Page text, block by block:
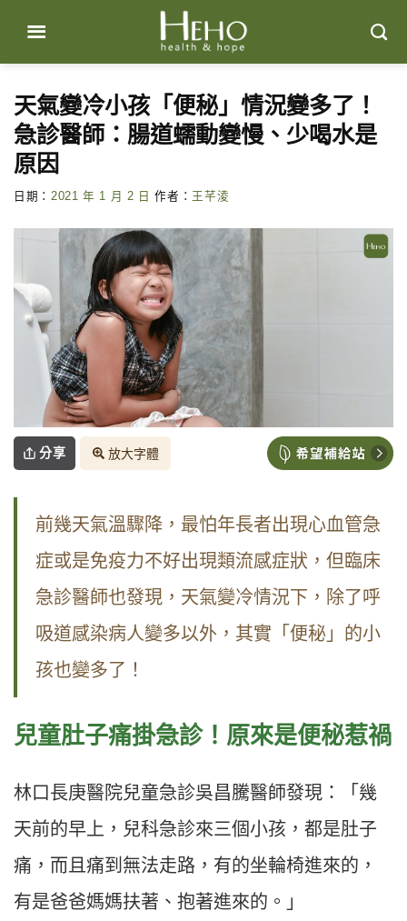
content
天氣變冷小孩「便秘」情況變多了！
急診醫師：腸道蠕動變慢、少喝水是
原因
日期： 2021 年 1 月 2 日 作者： 王芊淩
分享 放大字體
前幾天氣溫驟降，最怕年長者出現心血管急
症或是免疫力不好出現類流感症狀，但臨床
急診醫師也發現，天氣變冷情況下，除了呼
吸道感染病人變多以外，其實「便秘」的小
孩也變多了！
兒童肚子痛掛急診！原來是便秘惹禍
林口長庚醫院兒童急診吳昌騰醫師發現：「幾
天前的早上，兒科急診來三個小孩，都是肚子
痛，而且痛到無法走路，有的坐輪椅進來的，
有是爸爸媽媽扶著、抱著進來的。 」